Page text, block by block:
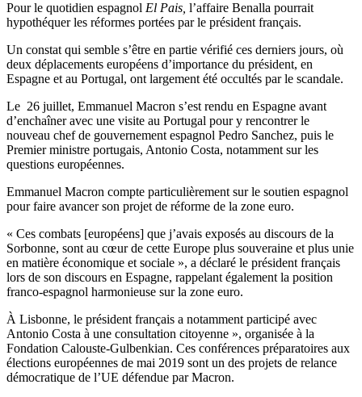
Pour le quotidien espagnol El Pais, l’affaire Benalla pourrait
hypothéquer les réformes portées par le président français.
Un constat qui semble s’être en partie vérifié ces derniers jours, où
deux déplacements européens d’importance du président, en
Espagne et au Portugal, ont largement été occultés par le scandale.
Le 26 juillet, Emmanuel Macron s’est rendu en Espagne avant
d’enchaîner avec une visite au Portugal pour y rencontrer le
nouveau chef de gouvernement espagnol Pedro Sanchez, puis le
Premier ministre portugais, Antonio Costa, notamment sur les
questions européennes.
Emmanuel Macron compte particulièrement sur le soutien espagnol
pour faire avancer son projet de réforme de la zone euro.
« Ces combats [européens] que j’avais exposés au discours de la
Sorbonne, sont au cœur de cette Europe plus souveraine et plus unie
en matière économique et sociale », a déclaré le président français
lors de son discours en Espagne, rappelant également la position
franco-espagnol harmonieuse sur la zone euro.
À Lisbonne, le président français a notamment participé avec
Antonio Costa à une consultation citoyenne », organisée à la
Fondation Calouste-Gulbenkian. Ces conférences préparatoires aux
élections européennes de mai 2019 sont un des projets de relance
démocratique de l’UE défendue par Macron.